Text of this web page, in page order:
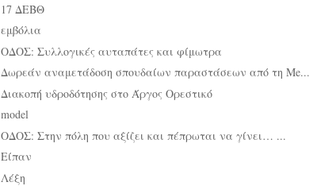
17 ΔΕΒΘ
εμβόλια
ΟΔΟΣ: Συλλογικές αυταπάτες και φίμωτρα
Δωρεάν αναμετάδοση σπουδαίων παραστάσεων από τη Me...
Διακοπή υδροδότησης στο Άργος Ορεστικό
model
ΟΔΟΣ: Στην πόλη που αξίζει και πέπρωται να γίνει… ...
Είπαν
Λέξη